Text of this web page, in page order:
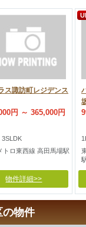
ス諏訪町レジデンス
円 ～ 365,000円
3SLDK
トロ東西線 高田馬場駅
物件詳細>>
の物件